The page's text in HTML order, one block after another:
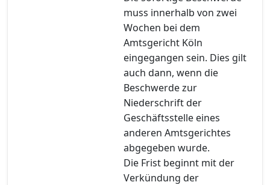
muss innerhalb von zwei
Wochen bei dem
Amtsgericht Köln
eingegangen sein. Dies gilt
auch dann, wenn die
Beschwerde zur
Niederschrift der
Geschäftsstelle eines
anderen Amtsgerichtes
abgegeben wurde.
Die Frist beginnt mit der
Verkündung der